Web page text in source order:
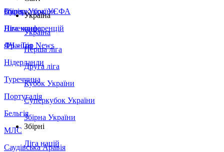
Збірна України
Італія
Німеччина
Франція
Нідерланди
Туреччина
Португалія
Бельгія
МЛС
Саудівська Аравія
Суперкубок УЄФА
Ліга конференцій
ЛЧ - Top News
Україна
Україна
Перша ліга
Друга ліга
Кубок України
Суперкубок України
Збірна України
Збірні
Ліга націй